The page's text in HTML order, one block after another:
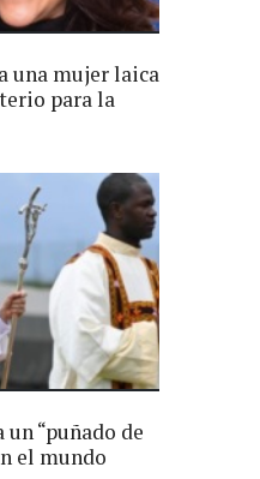
una mujer laica
para la
un “puñado de
el mundo